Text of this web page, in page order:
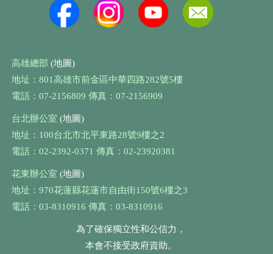
高雄總部 (地圖)
地址：801高雄市前金區中華四路282號5樓
電話：07-2156809 傳真：07-2156909
台北辦公室 (地圖)
地址：100台北市北平東路28號9樓之2
電話：02-2392-0371 傳真：02-23920381
花東辦公室 (地圖)
地址：970花蓮縣花蓮市自由街150號6樓之3
電話：03-8310916 傳真：03-8310916
為了確保獨立性和公信力，
本會不接受政府資助。